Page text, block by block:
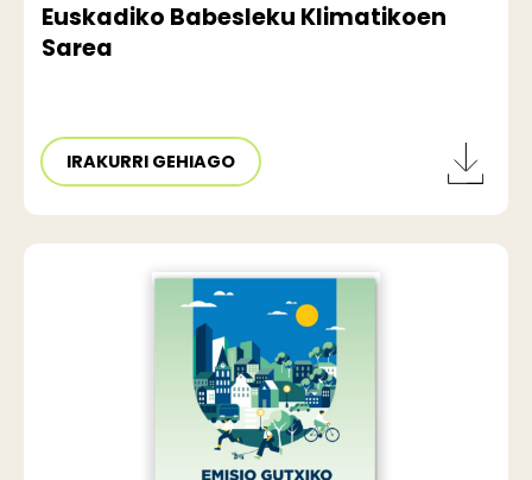
Euskadiko Babesleku Klimatikoen
Sarea
IRAKURRI GEHIAGO